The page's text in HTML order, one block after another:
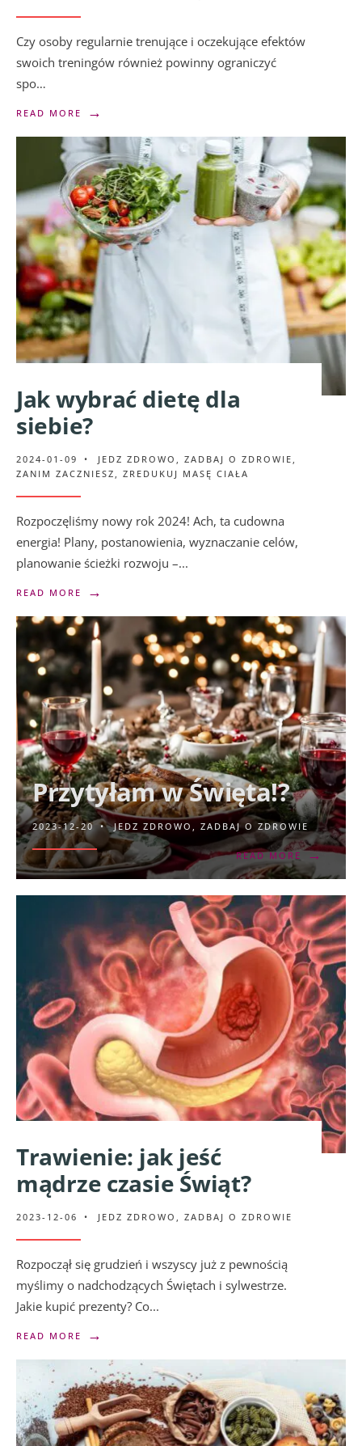
Czy osoby regularnie trenujące i oczekujące efektów
swoich treningów również powinny ograniczyć
spo…
READ MORE →
Jak wybrać dietę dla
siebie?
2024-01-09 • JEDZ ZDROWO ZADBAJ O ZDROWIE
ZANIM ZACZNIESZ
ZREDUKUJ MASĘ CIAŁA
Rozpoczęliśmy nowy rok 2024! Ach, ta cudowna
energia! Plany, postanowienia, wyznaczanie celów,
planowanie ścieżki rozwoju –...
READ MORE →
Przytyłam w Święta!?
2023-12-20 • JEDZ ZDROWO ZADBAJ O ZDROWIE
READ MORE →
Trawienie: jak jeść
mądrze czasie Świąt?
2023-12-06 • JEDZ ZDROWO , ZADBAJ O ZDROWIE
Rozpoczął się grudzień i wszyscy już z pewnością
myślimy o nadchodzących Świętach i sylwestrze.
Jakie kupić prezenty? Co...
READ MORE →